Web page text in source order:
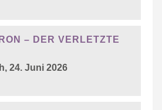
– DER VERLETZTE
24. Juni 2026